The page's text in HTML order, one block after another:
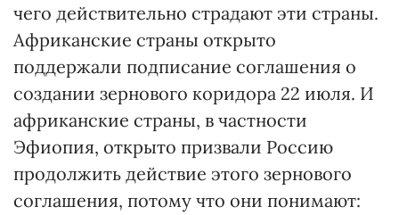
чего действительно страдают эти страны.
Африканские страны открыто
поддержали подписание соглашения о
создании зернового коридора 22 июля. И
африканские страны, в частности
Эфиопия, открыто призвали Россию
продолжить действие этого зернового
соглашения, потому что они понимают: